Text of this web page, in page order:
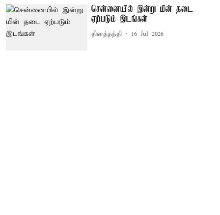
சென்னையில் இன்று மின் தடை
ஏற்படும் இடங்கள்
தினத்தந்தி 16 Jul 2026